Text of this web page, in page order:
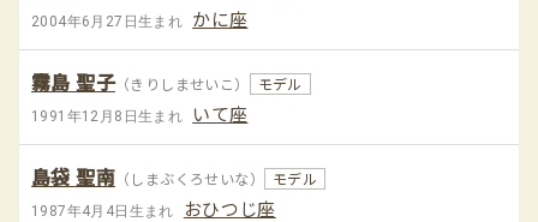
2004年6月27日生まれ かに座
霧島 聖子（きりしませいこ） モデル
1991年12月8日生まれ いて座
島袋 聖南 （しまぶくろせいな） モデル
1987年4月4日生まれ おひつじ座